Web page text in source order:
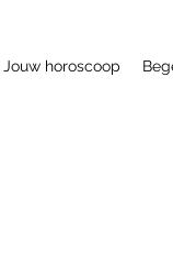
Jouw horoscoop